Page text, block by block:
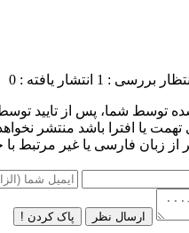
بررسی : 1 انتشار یافته : 0
توسط شما، پس از تایید
یا افترا باشد منتشر
از زبان فارسی یا غیر مرتبط
ارسال نظر پاک کردن !